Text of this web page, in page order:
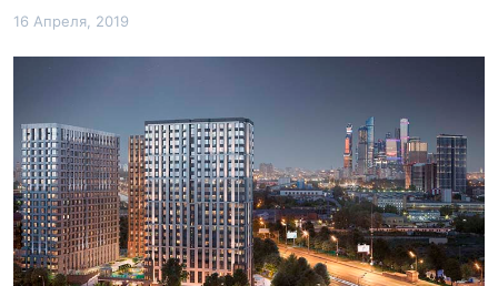
16 Апреля, 2019